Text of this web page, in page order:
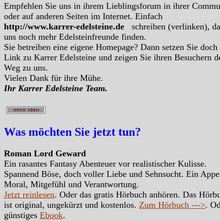
Empfehlen Sie uns in ihrem Lieblingsforum in ihrer
oder auf anderen Seiten im Internet. Einfach
http://www.karrer-edelsteine.de
schreiben (verlinken),
uns noch mehr Edelsteinfreunde finden.
Sie betreiben eine eigene Homepage? Dann setzen Sie doch
Link zu Karrer Edelsteine und zeigen Sie ihren Besuchern
Weg zu uns.
Vielen Dank für ihre Mühe.
Ihr Karrer Edelsteine Team.
Was möchten Sie jetzt tun?
Roman Lord Geward
Ein rasantes Fantasy Abenteuer vor realistischer Kulisse.
Spannend Böse, doch voller Liebe und Sehnsucht. Ein
Moral, Mitgefühl und Verantwortung.
Jetzt reinlesen. Oder das gratis Hörbuch anhören. Das
ist original, ungekürzt und kostenlos. Zum Hörbuch --->.
günstiges Ebook.